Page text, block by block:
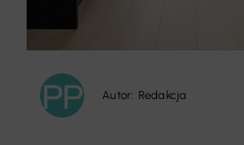
Autor: Redakcja